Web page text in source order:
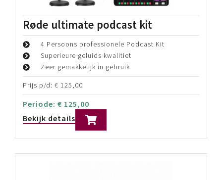
Røde ultimate podcast kit
4 Persoons professionele Podcast Kit
Superieure geluids kwalitiet
Zeer gemakkelijk in gebruik
Prijs p/d: € 125,00
Periode: € 125,00
Bekijk details